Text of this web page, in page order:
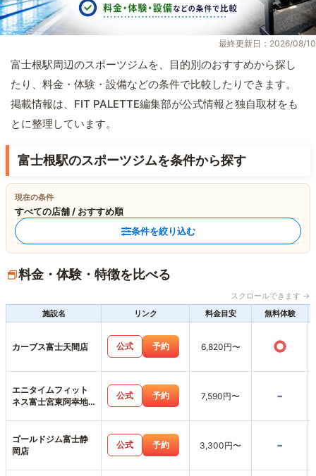
最終更新日：2026/08/10
富士根駅周辺のスポーツジムを、目的別のおすすめから探し
たり、料金・体験・設備などの条件で比較したりできます。
掲載情報は、FIT PALETTE編集部が公式情報と独自取材をも
とに整理しています。
富士根駅のスポーツジムを条件から探す
現在の条件
すべての店舗 / おすすめ順
条件を絞り込む
料金・体験・特徴を比べる
スクロールできます →
施設名
リンク 料金目安 無料体験
カーブス富士天間店 公式 予約 6,820円〜 ○
エニタイムフィット
ネス富士宮東阿幸地
公式 予約 7,590円〜 -
ゴールドジム富士静
岡店
公式 予約 3,300円〜 -